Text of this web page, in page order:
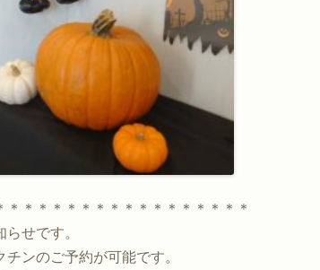
＊＊＊＊＊＊＊＊＊＊＊＊＊＊＊＊
せです。
ンのご予約が可能です。